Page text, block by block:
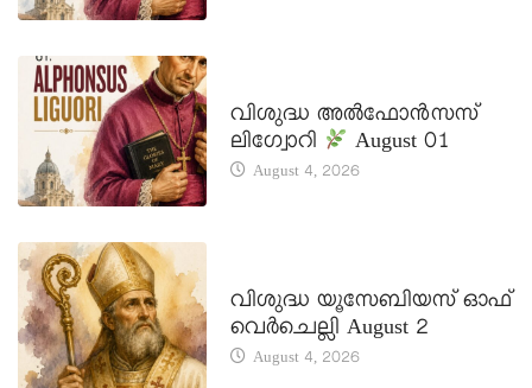
വിശുദ്ധ അൽഫോൻസസ്
ലിഗ്വോറി
August 01
August 4, 2026
വിശുദ്ധ യൂസേബിയസ് ഓഫ്
വെർചെല്ലി August 2
August 4, 2026